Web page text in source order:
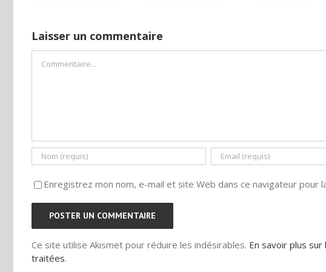
Laisser un commentaire
Enregistrez mon nom, e-mail et site Web dans ce navigateur pour
Ce site utilise Akismet pour réduire les indésirables. En savoir plus
traitées.